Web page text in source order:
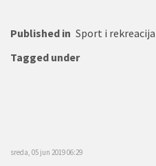
Published in Sport i rekreacija
Tagged under
sreda, 05 jun 2019 06:29